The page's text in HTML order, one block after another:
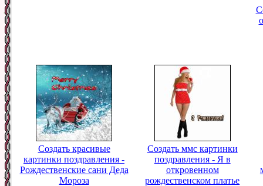
Создать красивые
картинки поздравления -
Рождественские сани Деда
Мороза
Создать ммс картинки
поздравления - Я в
откровенном
рождественском платье